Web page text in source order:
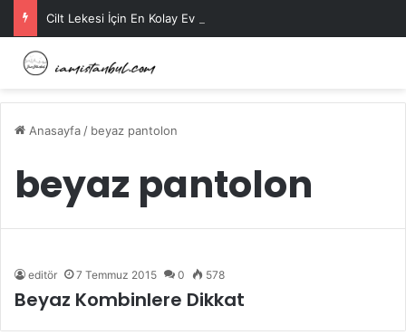
Cilt Lekesi İçin En Kolay Ev Maskeleri Nelerdir?
Anasayfa / beyaz pantolon
beyaz pantolon
editör 7 Temmuz 2015 0 578
Beyaz Kombinlere Dikkat